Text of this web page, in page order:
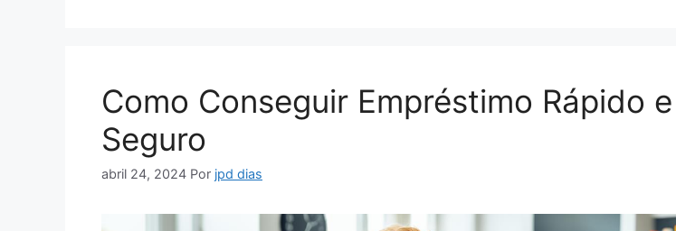
Como Conseguir Empréstimo Rápido e
Seguro
abril 24, 2024 Por jpd dias